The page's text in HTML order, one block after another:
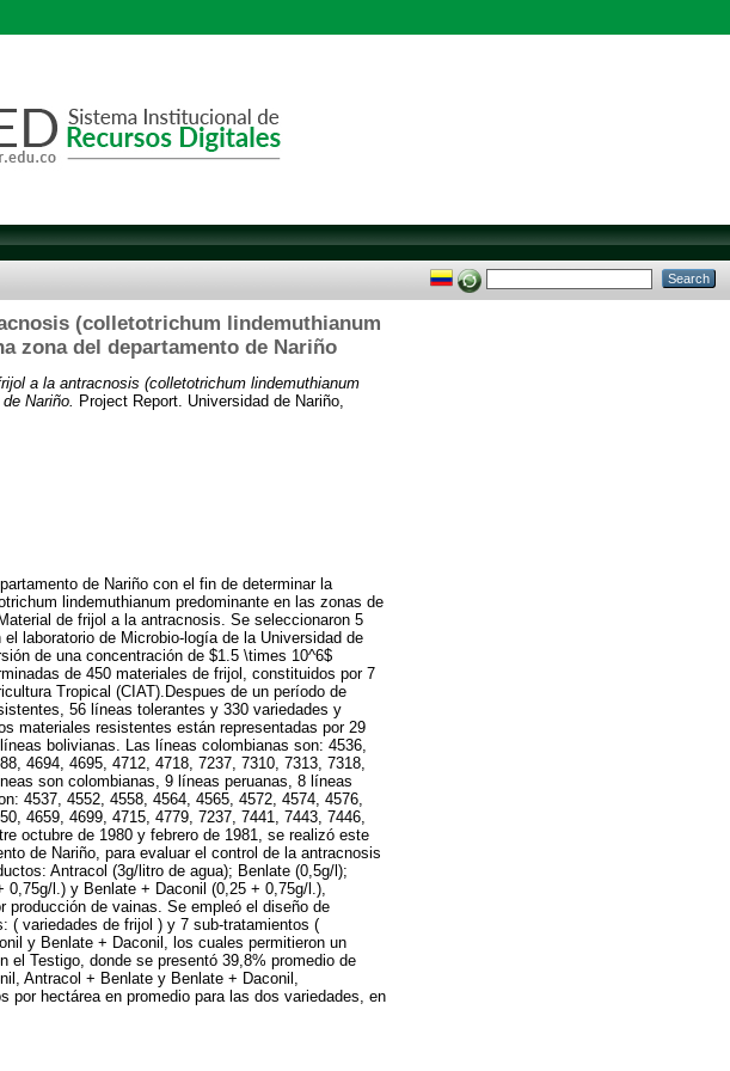
(colletotrichum lindemuthianum
zona del departamento de Nariño
a la antracnosis (colletotrichum lindemuthianum
Nariño. Project Report. Universidad de Nariño,
de Nariño con el fin de determinar la
lindemuthianum predominante en las zonas de
de frijol a la antracnosis. Se seleccionaron 5
laboratorio de Microbio-logía de la Universidad de
de una concentración de $1.5 \times 10^6$
de 450 materiales de frijol, constituidos por 7
Tropical (CIAT).Despues de un período de
56 líneas tolerantes y 330 variedades y
materiales resistentes están representadas por 29
bolivianas. Las líneas colombianas son: 4536,
4694, 4695, 4712, 4718, 7237, 7310, 7313, 7318,
son colombianas, 9 líneas peruanas, 8 líneas
4537, 4552, 4558, 4564, 4565, 4572, 4574, 4576,
4659, 4699, 4715, 4779, 7237, 7441, 7443, 7446,
octubre de 1980 y febrero de 1981, se realizó este
de Nariño, para evaluar el control de la antracnosis
Antracol (3g/litro de agua); Benlate (0,5g/l);
l.) y Benlate + Daconil (0,25 + 0,75g/l.),
de vainas. Se empleó el diseño de
( variedades de frijol ) y 7 sub-tratamientos (
y Benlate + Daconil, los cuales permitieron un
el Testigo, donde se presentó 39,8% promedio de
Antracol + Benlate y Benlate + Daconil,
por hectárea en promedio para las dos variedades, en